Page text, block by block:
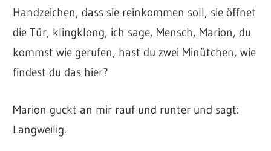
Handzeichen, dass sie reinkommen soll, sie öffnet
die Tür, klingklong, ich sage, Mensch, Marion, du
kommst wie gerufen, hast du zwei Minütchen, wie
findest du das hier?
Marion guckt an mir rauf und runter und sagt:
Langweilig.